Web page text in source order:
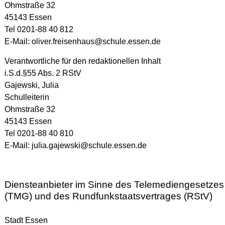
Regina Bier
Telefon: 0201 88-40 814
E-Mail:Regina.Bier@schule.essen.de
Stefanie Wölk, Koordination Inklusion
Telefon: 0201 – 88 40 813
E-Mail:
Kollegium
Mailadressen Kollegium (PDF)
Björn Duggen, Campusmanager
Telefon: 01516 – 61 45 481
Ohmstraße 32
45143 Essen
Tel 0201-88 40 812
E-Mail: oliver.freisenhaus@schule.essen.de
Verantwortliche für den redaktionellen Inhalt
i.S.d.§55 Abs. 2 RStV
Gajewski, Julia
Schulleiterin
Ohmstraße 32
45143 Essen
Tel 0201-88 40 810
E-Mail: julia.gajewski@schule.essen.de
Diensteanbieter im Sinne des Telemediengesetzes
(TMG) und des Rundfunkstaatsvertrages (RStV)
Stadt Essen